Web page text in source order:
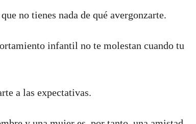
no tienes nada de qué avergonzarte.
infantil no te molestan cuando tu
a las expectativas.